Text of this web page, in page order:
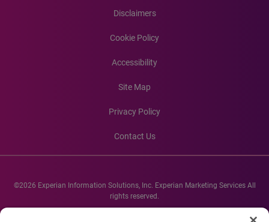
Disclaimers
Cookie Policy
Accessibility
Site Map
Privacy Policy
Contact Us
©2026 Experian Information Solutions, Inc. Experian Marketing Services All
rights reserved.
Experian and the Experian marks used herein are service marks or registered